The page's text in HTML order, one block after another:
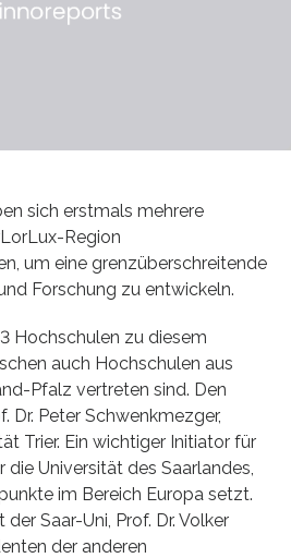
sich erstmals mehrere
Region
um eine grenzüberschreitende
Forschung zu entwickeln.
Hochschulen zu diesem
auch Hochschulen aus
Pfalz vertreten sind. Den
Dr. Peter Schwenkmezger,
Trier. Ein wichtiger Initiator für
Universität des Saarlandes,
im Bereich Europa setzt.
Saar-Uni, Prof. Dr. Volker
der anderen